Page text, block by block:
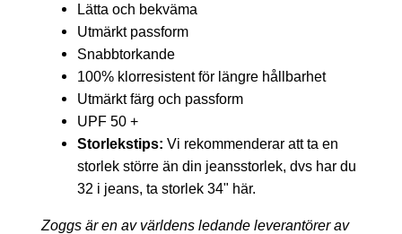
Lätta och bekväma
Utmärkt passform
Snabbtorkande
100% klorresistent för längre hållbarhet
Utmärkt färg och passform
UPF 50 +
Storlekstips: Vi rekommenderar att ta en
storlek större än din jeansstorlek, dvs har du
32 i jeans, ta storlek 34" här.
Zoggs är en av världens ledande leverantörer av